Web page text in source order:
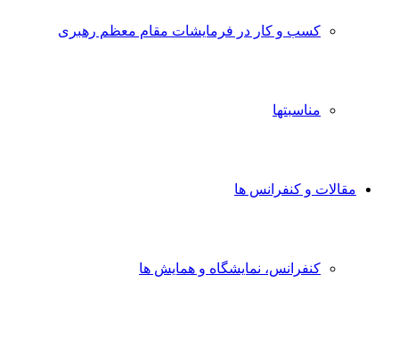
کسب و کار در فرمایشات مقام معظم رهبری
مناسبتها
مقالات و کنفرانس ها
کنفرانس، نمایشگاه و همایش ها